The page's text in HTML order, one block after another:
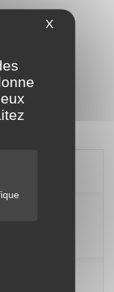
X Masquer
Pinterest